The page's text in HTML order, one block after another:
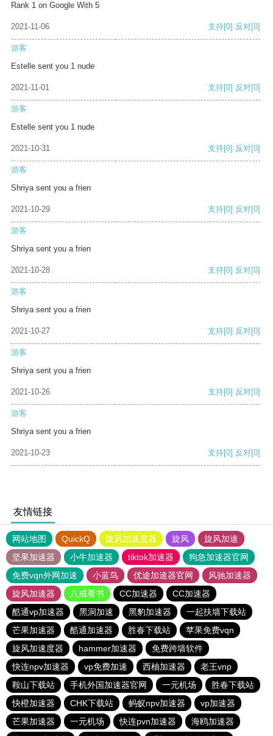
Rank 1 on Google With 5
2021-11-06 支持[0] 反对[0]
游客
Estelle sent you 1 nude
2021-11-01 支持[0] 反对[0]
游客
Estelle sent you 1 nude
2021-10-31 支持[0] 反对[0]
游客
Shriya sent you a frien
2021-10-29 支持[0] 反对[0]
游客
Shriya sent you a frien
2021-10-28 支持[0] 反对[0]
游客
Shriya sent you a frien
2021-10-27 支持[0] 反对[0]
游客
Shriya sent you a frien
2021-10-26 支持[0] 反对[0]
游客
Shriya sent you a frien
2021-10-23 支持[0] 反对[0]
友情链接
网站地图 QuickQ 旋风加速度器 旋风
旋风加速
坚果加速器
小牛加速器 tiktok加速器
狗急加速器官网
免费vqn外网加速
小蓝鸟 优途加速器官网
风驰加速器
旋风加速器
八戒看书 CC加速器
CC加速器
酷通vp加速器
黑洞加速 黑豹加速器
一起扶墙下载站
芒果加速器
酷通加速器 胜春下载站
苹果免费vqn
旋风加速度器
hammer加速器
免费跨墙软件
快连npv加速器
vp免费加速 西柚加速器
老王vnp
鞍山下载站
手机外国加速器官网 一元机场
胜春下载站
快橙加速器
CHK下载站 蚂蚁npv加速器
vp加速器
芒果加速器
一元机场 快连pvn加速器
海鸥加速器